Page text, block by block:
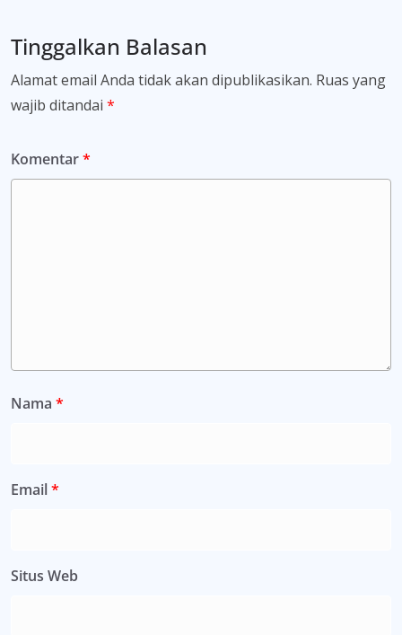
Tinggalkan Balasan
Alamat email Anda tidak akan dipublikasikan. Ruas yang
wajib ditandai *
Komentar*
Nama *
Email*
Situs Web